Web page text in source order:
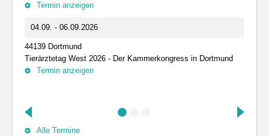
Termin anzeigen
04.09. - 06.09.2026
44139 Dortmund
Tierärztetag West 2026 - Der Kammerkongress in Dortmund
Termin anzeigen
Alle Termine